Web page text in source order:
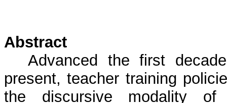
Abstract
Advanced the first
present, teacher training
the discursive modality of